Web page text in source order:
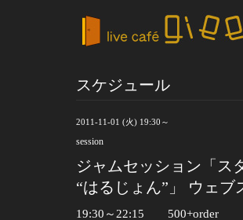
スケジュール
2011-11-01 (火) 19:30～
session
ジャムセッション「ス
“はるじょん”」 ウェブ
19:30 ～ 22:15 500+order